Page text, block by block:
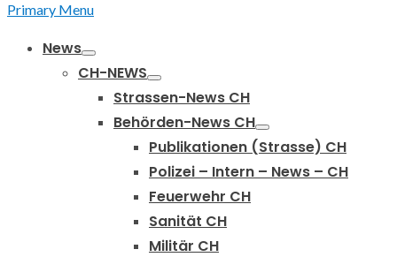
Primary Menu
News
CH-NEWS
Strassen-News CH
Behörden-News CH
Publikationen (Strasse) CH
Polizei – Intern – News – CH
Feuerwehr CH
Sanität CH
Militär CH